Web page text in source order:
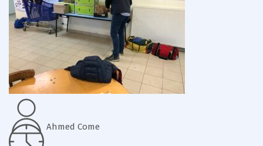
Ahmed Come